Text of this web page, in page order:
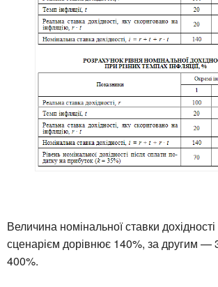
Величина номінальної ставки
сценарієм дорівнює 140%, за другим —
400%.